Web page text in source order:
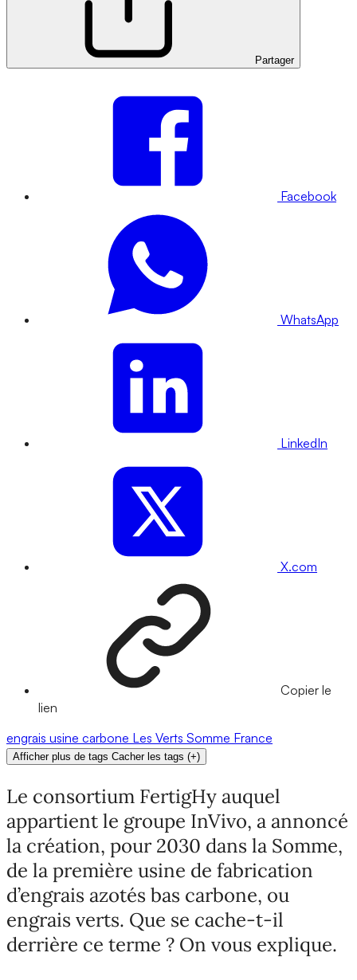
Partager
Facebook
WhatsApp
LinkedIn
X.com
Copier le
lien
engrais usine carbone Les Verts Somme France
Afficher plus de tags Cacher les tags (+)
Le consortium FertigHy auquel
appartient le groupe InVivo, a annoncé
la création, pour 2030 dans la Somme,
de la première usine de fabrication
d’engrais azotés bas carbone, ou
engrais verts. Que se cache-t-il
derrière ce terme ? On vous explique.